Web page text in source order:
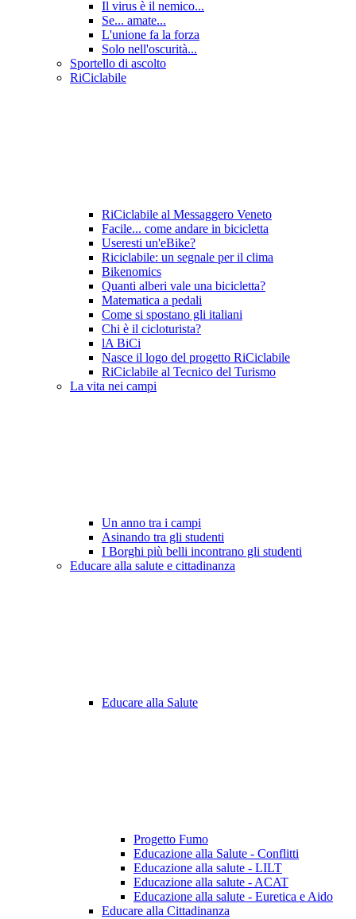
Il virus è il nemico...
Se... amate...
L'unione fa la forza
Solo nell'oscurità...
Sportello di ascolto
RiCiclabile
RiCiclabile al Messaggero Veneto
Facile... come andare in bicicletta
Useresti un'eBike?
Riciclabile: un segnale per il clima
Bikenomics
Quanti alberi vale una bicicletta?
Matematica a pedali
Come si spostano gli italiani
Chi è il cicloturista?
lA BiCi
Nasce il logo del progetto RiCiclabile
RiCiclabile al Tecnico del Turismo
La vita nei campi
Un anno tra i campi
Asinando tra gli studenti
I Borghi più belli incontrano gli studenti
Educare alla salute e cittadinanza
Educare alla Salute
Progetto Fumo
Educazione alla Salute - Conflitti
Educazione alla salute - LILT
Educazione alla salute - ACAT
Educazione alla salute - Euretica e Aido
Educare alla Cittadinanza